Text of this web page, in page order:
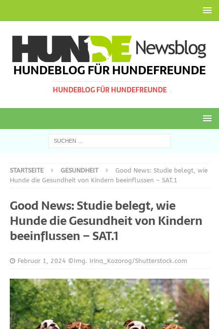
HUNDEBLOG FÜR HUNDEFREUNDE
HUNDEBLOG FÜR HUNDEFREUNDE
STARTSEITE GESUNDHEIT
Good News: Studie belegt, wie
Hunde die Gesundheit von Kindern beeinflussen – SAT.1
Good News: Studie belegt, wie
Hunde die Gesundheit von Kindern
beeinflussen – SAT.1
Februar 1, 2024 ©Img. Irina_Kozorog/Shutterstock.com